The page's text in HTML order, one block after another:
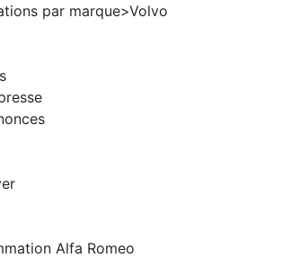
par marque>Volvo
Alfa Romeo